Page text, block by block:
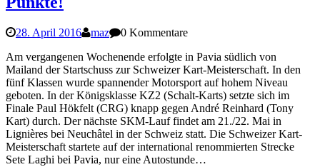
28. April 2016 maz
0 Kommentare
Am vergangenen Wochenende erfolgte in Pavia südlich von
Mailand der Startschuss zur Schweizer Kart-Meisterschaft. In den
fünf Klassen wurde spannender Motorsport auf hohem Niveau
geboten. In der Königsklasse KZ2 (Schalt-Karts) setzte sich im
Finale Paul Hökfelt (CRG) knapp gegen André Reinhard (Tony
Kart) durch. Der nächste SKM-Lauf findet am 21./22. Mai in
Lignières bei Neuchâtel in der Schweiz statt. Die Schweizer Kart-
Meisterschaft startete auf der international renommierten Strecke
Sete Laghi bei Pavia, nur eine Autostunde…